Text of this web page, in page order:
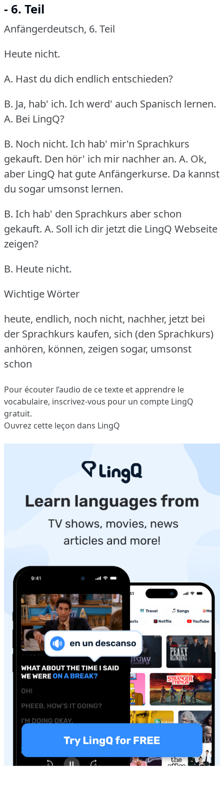
- 6. Teil
Anfängerdeutsch, 6. Teil
Heute nicht.
A. Hast du dich endlich entschieden?
B. Ja, hab' ich. Ich werd' auch Spanisch lernen.
A. Bei LingQ?
B. Noch nicht. Ich hab' mir'n Sprachkurs
gekauft. Den hör' ich mir nachher an. A. Ok,
aber LingQ hat gute Anfängerkurse. Da kannst
du sogar umsonst lernen.
B. Ich hab' den Sprachkurs aber schon
gekauft. A. Soll ich dir jetzt die LingQ Webseite
zeigen?
B. Heute nicht.
Wichtige Wörter
heute, endlich, noch nicht, nachher, jetzt bei
der Sprachkurs kaufen, sich (den Sprachkurs)
anhören, können, zeigen sogar, umsonst
schon
Pour écouter l’audio de ce texte et apprendre le
vocabulaire, inscrivez-vous pour un compte LingQ
gratuit.
Ouvrez cette leçon dans LingQ